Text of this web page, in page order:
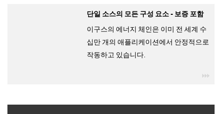
단일 소스의 모든 구성 요소 - 보증 포함
이구스의 에너지 체인은 이미 전 세계 수
십만 개의 애플리케이션에서 안정적으로
작동하고 있습니다.